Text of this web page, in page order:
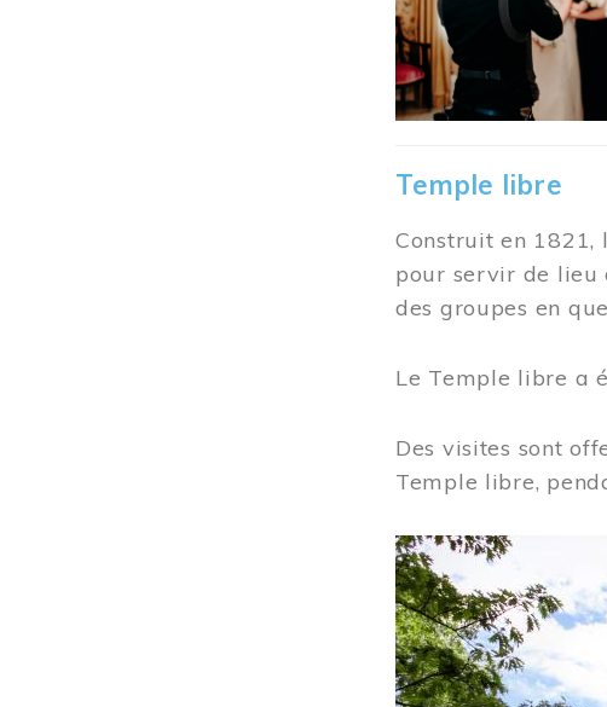
Temple libre
Construit en 1821,
pour servir de lieu
des groupes en
Le Temple libre a
Des visites sont
Temple libre,
Image